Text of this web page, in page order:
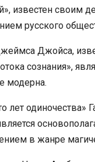
известен своим
русского
Джойса,
сознания»,
модерна.
лет одиночества»
в жанре